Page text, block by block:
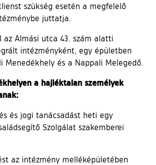
szükség esetén a megfelelő
juttatja.
az Almási utca 43. szám alatti
intézményként, egy épületben
Menedékhely és a Nappali Melegedő.
a hajléktalan személyek
és jogi tanácsadást heti egy
Szolgálat szakemberei
az intézmény melléképületében